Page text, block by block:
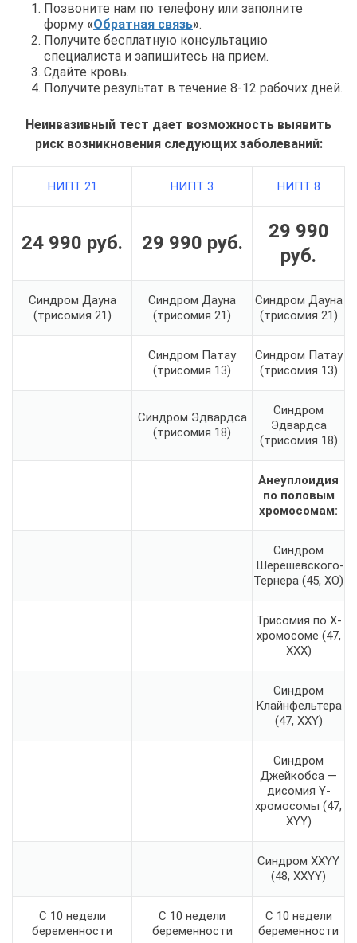
Позвоните нам по телефону или заполните
форму «Обратная связь».
Получите бесплатную консультацию
специалиста и запишитесь на прием.
Сдайте кровь.
Получите результат в течение 8-12 рабочих дней.
Неинвазивный тест дает возможность выявить
риск возникновения следующих заболеваний:
НИПТ 21 НИПТ 3 НИПТ 8
24 990 руб. 29 990 руб.
29 990
руб.
Синдром Дауна
(трисомия 21)
Синдром Дауна
(трисомия 21)
Синдром Дауна
(трисомия 21)
Синдром Патау
(трисомия 13)
Синдром Патау
(трисомия 13)
Синдром Эдвардса
(трисомия 18)
Синдром
Эдвардса
(трисомия 18)
Анеуплоидия
по половым
хромосомам:
Синдром
Шерешевского-
Тернера (45, XO)
Трисомия по X-
хромосоме (47,
XXX)
Синдром
Клайнфельтера
(47, XXY)
Синдром
Джейкобса —
дисомия Y-
хромосомы (47,
XYY)
Синдром XXYY
(48, XXYY)
С 10 недели
беременности
С 10 недели
беременности
С 10 недели
беременности